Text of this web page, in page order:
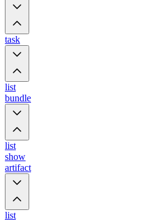
task
list
bundle
list
show
artifact
list